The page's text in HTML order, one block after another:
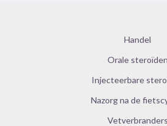
Handel
Orale steroïden
Injecteerbare
Nazorg na de
Vetverbranders